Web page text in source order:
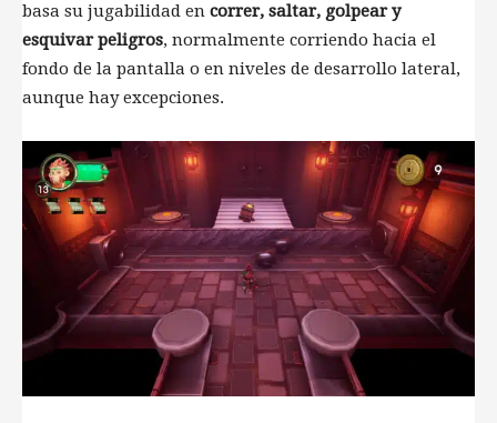
basa su jugabilidad en correr, saltar, golpear y
esquivar peligros, normalmente corriendo hacia el
fondo de la pantalla o en niveles de desarrollo lateral,
aunque hay excepciones.